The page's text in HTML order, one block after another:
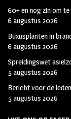
60+ en nog zin om
6 augustus 2026
Buxusplanten in
6 augustus 2026
Spreidingswet
5 augustus 2026
Bericht voor de
5 augustus 2026